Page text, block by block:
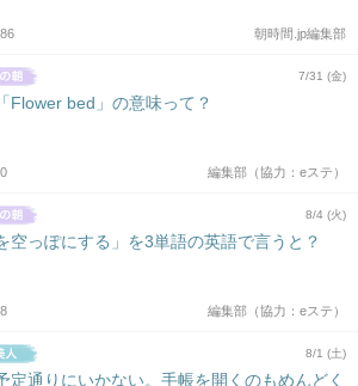
朝時間.jp編集部
7/31 (金)
Flower bed」の意味って？
編集部（協力：eステ）
8/4 (火)
空っぽにする」を3単語の英語で言うと？
編集部（協力：eステ）
8/1 (土)
定通りにいかない。手帳を開くのもめんどく